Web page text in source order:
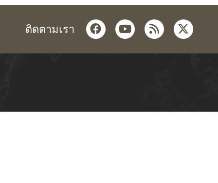
ติดตามเรา facebookyoutube
rss twitter